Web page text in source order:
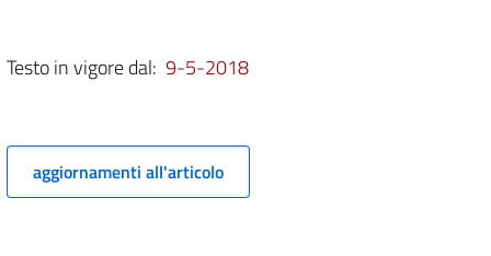
10 bis
13
14
Testo in vigore dal: 9-5-2018
aggiornamenti all'articolo